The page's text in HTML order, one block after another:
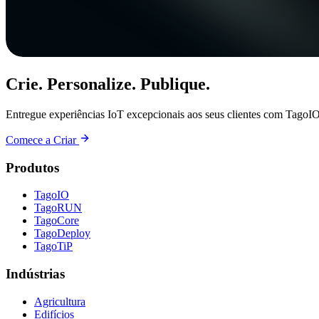
Crie. Personalize. Publique.
Entregue experiências IoT excepcionais aos seus clientes com
Comece a Criar
Produtos
TagoIO
TagoRUN
TagoCore
TagoDeploy
TagoTiP
Indústrias
Agricultura
Edifícios